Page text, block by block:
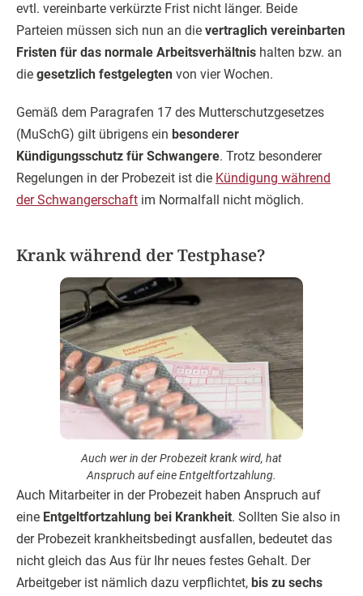
evtl. vereinbarte verkürzte Frist nicht länger. Beide
Parteien müssen sich nun an die vertraglich vereinbarten
Fristen für das normale Arbeitsverhältnis halten bzw. an
die gesetzlich festgelegten von vier Wochen.
Gemäß dem Paragrafen 17 des Mutterschutzgesetzes
(MuSchG) gilt übrigens ein besonderer
Kündigungsschutz für Schwangere. Trotz besonderer
Regelungen in der Probezeit ist die Kündigung während
der Schwangerschaft im Normalfall nicht möglich.
Krank während der Testphase?
Auch wer in der Probezeit krank wird, hat
Anspruch auf eine Entgeltfortzahlung.
Auch Mitarbeiter in der Probezeit haben Anspruch auf
eine Entgeltfortzahlung bei Krankheit. Sollten Sie also in
der Probezeit krankheitsbedingt ausfallen, bedeutet das
nicht gleich das Aus für Ihr neues festes Gehalt. Der
Arbeitgeber ist nämlich dazu verpflichtet, bis zu sechs